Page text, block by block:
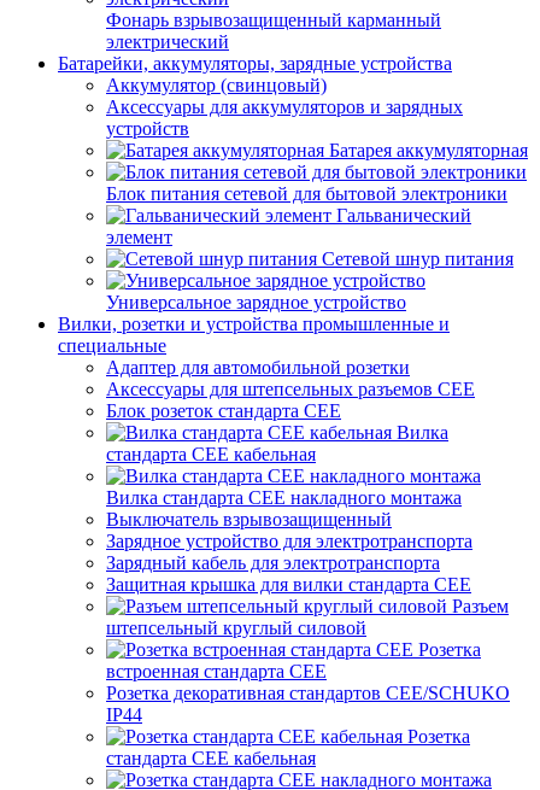
Фонарь взрывозащищенный карманный
электрический
Батарейки, аккумуляторы, зарядные устройства
Аккумулятор (свинцовый)
Аксессуары для аккумуляторов и зарядных
устройств
Батарея аккумуляторная
Блок питания сетевой для бытовой электроники
Гальванический
элемент
Сетевой шнур питания
Универсальное зарядное устройство
Вилки, розетки и устройства промышленные и
специальные
Адаптер для автомобильной розетки
Аксессуары для штепсельных разъемов CEE
Блок розеток стандарта CEE
Вилка
стандарта CEE кабельная
Вилка стандарта CEE накладного монтажа
Выключатель взрывозащищенный
Зарядное устройство для электротранспорта
Зарядный кабель для электротранспорта
Защитная крышка для вилки стандарта CEE
Разъем
штепсельный круглый силовой
Розетка
встроенная стандарта CEE
Розетка декоративная стандартов CEE/SCHUKO
IP44
Розетка
стандарта СЕЕ кабельная